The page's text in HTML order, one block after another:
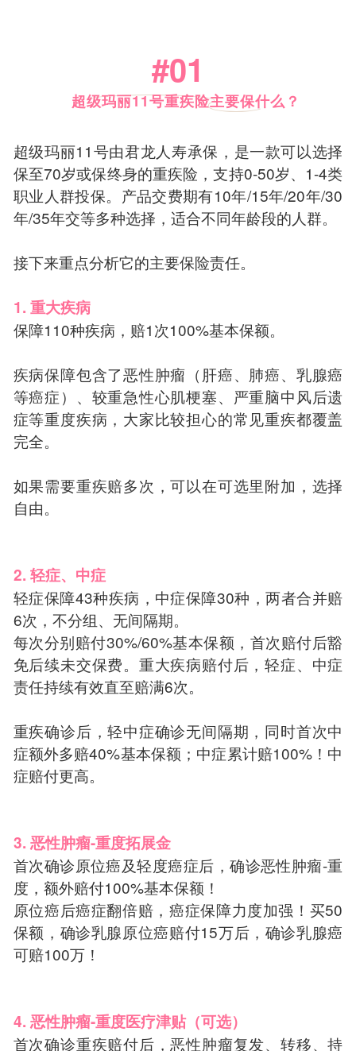
#01
超级玛丽11号重疾险主要保什么？
超级玛丽11号由君龙人寿承保，是一款可以选择
保至70岁或保终身的重疾险，支持0-50岁、1-4类
职业人群投保。产品交费期有10年/15年/20年/30
年/35年交等多种选择，适合不同年龄段的人群。
接下来重点分析它的主要保险责任。
1. 重大疾病
保障110种疾病，赔1次100%基本保额。
疾病保障包含了恶性肿瘤（肝癌、肺癌、乳腺癌
等癌症）、较重急性心肌梗塞、严重脑中风后遗
症等重度疾病，大家比较担心的常见重疾都覆盖
完全。
如果需要重疾赔多次，可以在可选里附加，选择
自由。
2. 轻症、中症
轻症保障43种疾病，中症保障30种，两者合并赔
6次，不分组、无间隔期。
每次分别赔付30%/60%基本保额，首次赔付后豁
免后续未交保费。重大疾病赔付后，轻症、中症
责任持续有效直至赔满6次。
重疾确诊后，轻中症确诊无间隔期，同时首次中
症额外多赔40%基本保额；中症累计赔100%！中
症赔付更高。
3. 恶性肿瘤-重度拓展金
首次确诊原位癌及轻度癌症后，确诊恶性肿瘤-重
度，额外赔付100%基本保额！
原位癌后癌症翻倍赔，癌症保障力度加强！买50
保额，确诊乳腺原位癌赔付15万后，确诊乳腺癌
可赔100万！
4. 恶性肿瘤-重度医疗津贴（可选）
首次确诊重疾赔付后，恶性肿瘤复发、转移、持